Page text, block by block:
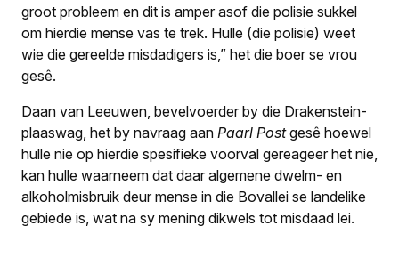
groot probleem en dit is amper asof die polisie sukkel
om hierdie mense vas te trek. Hulle (die polisie) weet
wie die gereelde misdadigers is,” het die boer se vrou
gesê.
Daan van Leeuwen, bevelvoerder by die Drakenstein-
plaaswag, het by navraag aan Paarl Postgesê hoewel
hulle nie op hierdie spesifieke voorval gereageer het nie,
kan hulle waarneem dat daar algemene dwelm- en
alkoholmisbruik deur mense in die Bovallei se landelike
gebiede is, wat na sy mening dikwels tot misdaad lei.